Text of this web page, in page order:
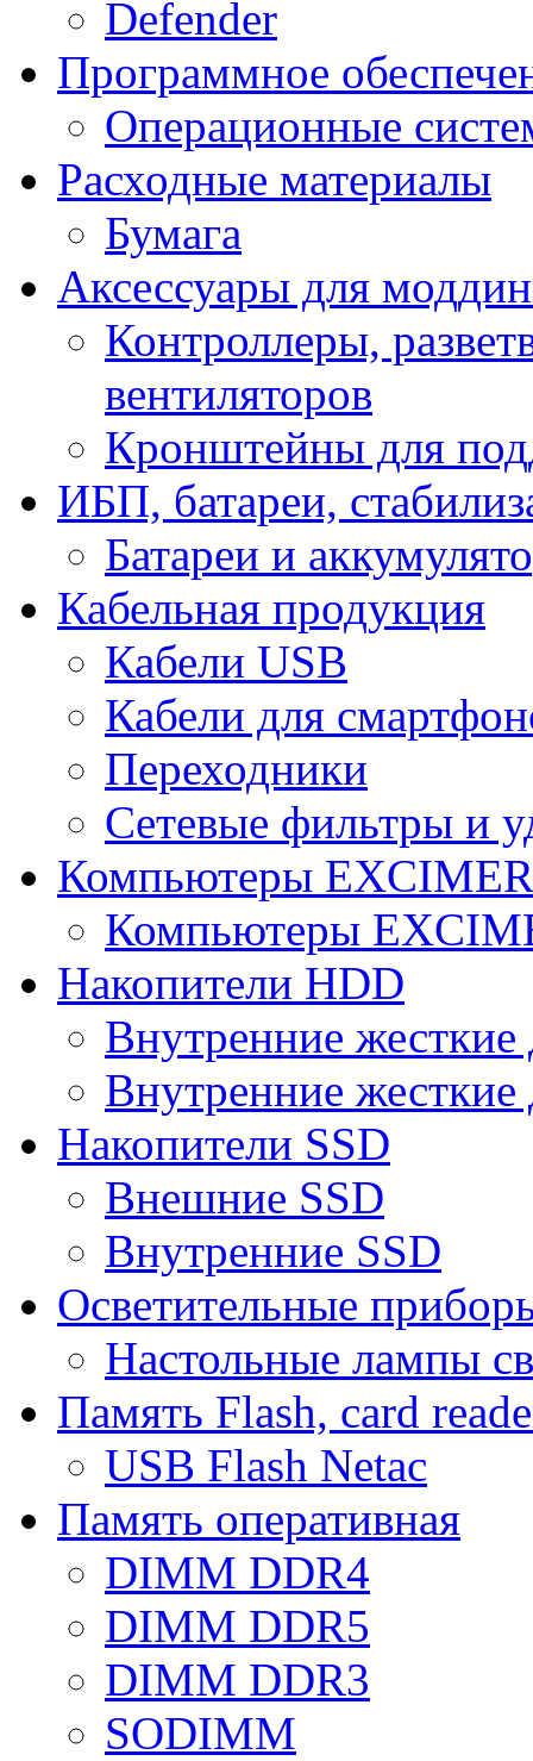
Defender
Программное
Операционные
Расходные материалы
Бумага
Аксессуары для
Контроллеры,
вентиляторов
Кронштейны для
ИБП, батареи,
Батареи и
Кабельная продукция
Кабели USB
Кабели для
Переходники
Сетевые фильтры и
Компьютеры
Компьютеры
Накопители HDD
Внутренние
Внутренние
Накопители SSD
Внешние SSD
Внутренние SSD
Осветительные
Настольные лампы
Память Flash, card
USB Flash Netac
Память оперативная
DIMM DDR4
DIMM DDR5
DIMM DDR3
SODIMM